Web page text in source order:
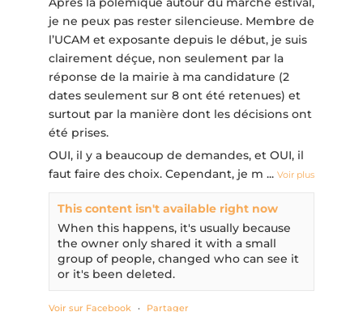
je ne peux pas rester silencieuse. Membre de
l’UCAM et exposante depuis le début, je suis
clairement déçue, non seulement par la
réponse de la mairie à ma candidature (2
dates seulement sur 8 ont été retenues) et
surtout par la manière dont les décisions ont
été prises.
OUI, il y a beaucoup de demandes, et OUI, il
faut faire des choix. Cependant, je m ... Voir plus
This content isn't available right now
When this happens, it's usually because
the owner only shared it with a small
group of people, changed who can see it
or it's been deleted.
Voir sur Facebook · Partager